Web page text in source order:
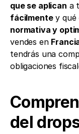
que se aplican a
fácilmente y qué
normativa y
vendes en
tendrás una
obligaciones
del